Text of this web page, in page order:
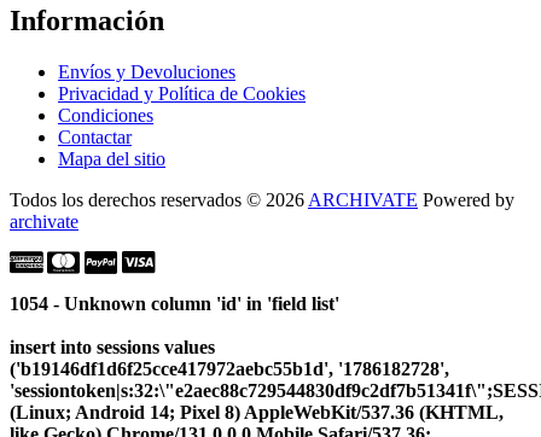
Información
Envíos y Devoluciones
Privacidad y Política de Cookies
Condiciones
Contactar
Mapa del sitio
Todos los derechos reservados © 2026 ARCHIVATE Powered by
archivate
1054 - Unknown column 'id' in 'field list'
insert into sessions values
('b19146df1d6f25cce417972aebc55b1d', '1786182728',
(Linux; Android 14; Pixel 8) AppleWebKit/537.36 (KHTML,